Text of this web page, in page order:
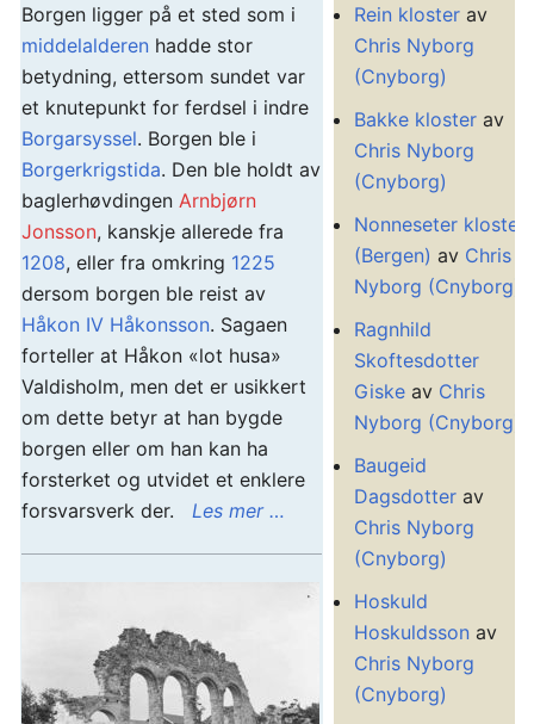
Borgen ligger på et sted som i
middelalderen hadde stor
betydning, ettersom sundet var
et knutepunkt for ferdsel i indre
Borgarsyssel. Borgen ble i
Borgerkrigstida. Den ble holdt av
baglerhøvdingen Arnbjørn
Jonsson, kanskje allerede fra
1208, eller fra omkring 1225
dersom borgen ble reist av
Håkon IV Håkonsson. Sagaen
forteller at Håkon «lot husa»
Valdisholm, men det er usikkert
om dette betyr at han bygde
borgen eller om han kan ha
forsterket og utvidet et enklere
forsvarsverk der. Les mer …
Rein kloster av
Chris Nyborg
(Cnyborg)
Bakke kloster av
Chris Nyborg
(Cnyborg)
Nonneseter kloster
(Bergen) av Chris
Nyborg (Cnyborg)
Ragnhild
Skoftesdotter
Giske av Chris
Nyborg (Cnyborg)
Baugeid
Dagsdotter av
Chris Nyborg
(Cnyborg)
Hoskuld
Hoskuldsson av
Chris Nyborg
(Cnyborg)